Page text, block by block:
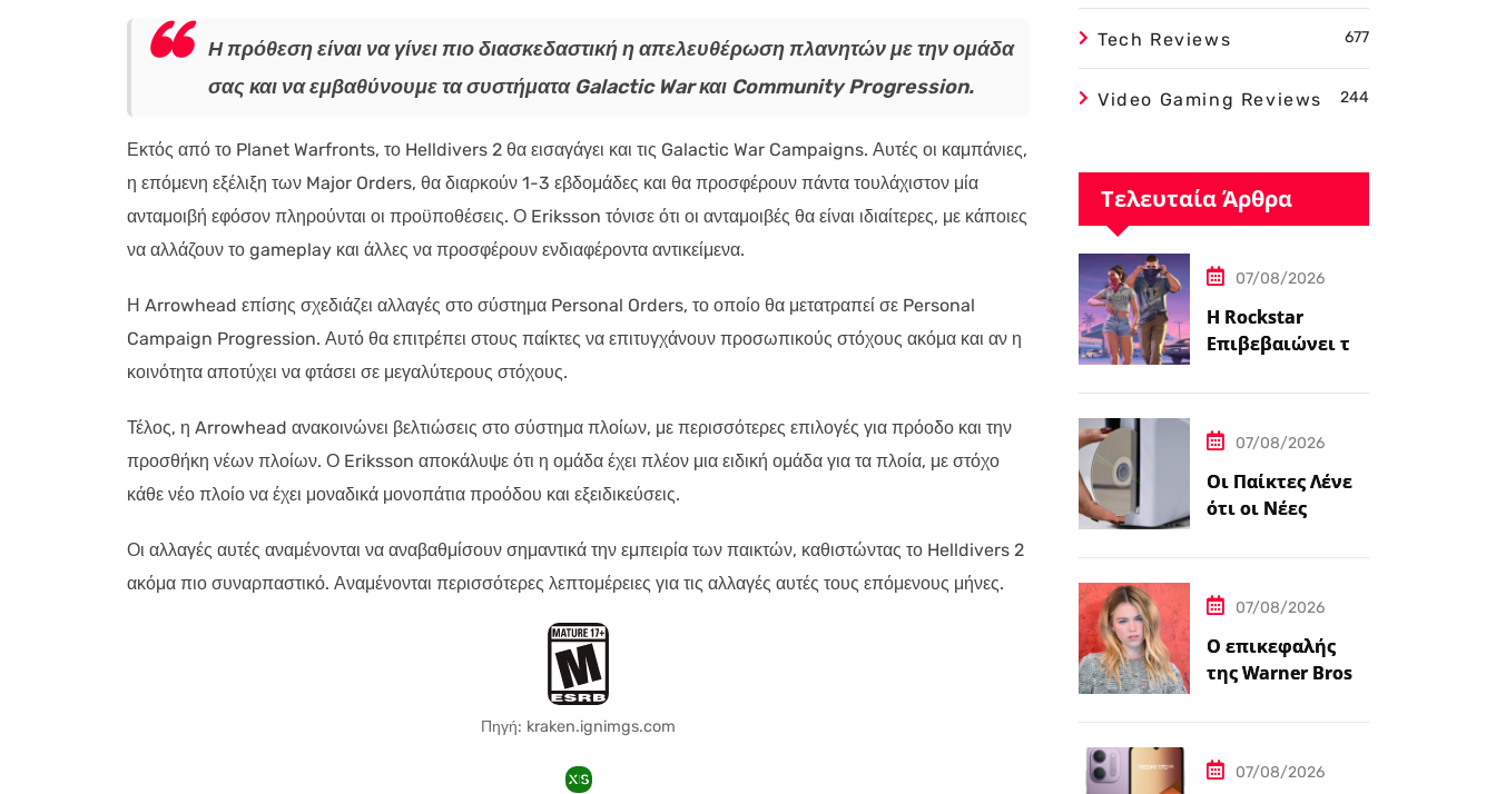
Η πρόθεση είναι να γίνει πιο διασκεδαστική η απελευθέρωση πλανητών με την ομάδα
σας και να εμβαθύνουμε τα συστήματα Galactic War και Community Progression.
Εκτός από το Planet Warfronts, το Helldivers 2 θα εισαγάγει και τις Galactic War Campaigns. Αυτές οι καμπάνιες,
η επόμενη εξέλιξη των Major Orders, θα διαρκούν 1-3 εβδομάδες και θα προσφέρουν πάντα τουλάχιστον μία
ανταμοιβή εφόσον πληρούνται οι προϋποθέσεις. Ο Eriksson τόνισε ότι οι ανταμοιβές θα είναι ιδιαίτερες, με κάποιες
να αλλάζουν το gameplay και άλλες να προσφέρουν ενδιαφέροντα αντικείμενα.
Η Arrowhead επίσης σχεδιάζει αλλαγές στο σύστημα Personal Orders, το οποίο θα μετατραπεί σε Personal
Campaign Progression. Αυτό θα επιτρέπει στους παίκτες να επιτυγχάνουν προσωπικούς στόχους ακόμα και αν η
κοινότητα αποτύχει να φτάσει σε μεγαλύτερους στόχους.
Τέλος, η Arrowhead ανακοινώνει βελτιώσεις στο σύστημα πλοίων, με περισσότερες επιλογές για πρόοδο και την
προσθήκη νέων πλοίων. Ο Eriksson αποκάλυψε ότι η ομάδα έχει πλέον μια ειδική ομάδα για τα πλοία, με στόχο
κάθε νέο πλοίο να έχει μοναδικά μονοπάτια προόδου και εξειδικεύσεις.
Οι αλλαγές αυτές αναμένονται να αναβαθμίσουν σημαντικά την εμπειρία των παικτών, καθιστώντας το Helldivers 2
ακόμα πιο συναρπαστικό. Αναμένονται περισσότερες λεπτομέρειες για τις αλλαγές αυτές τους επόμενους μήνες.
Πηγή: kraken.ignimgs.com
Tech Reviews 677
Video Gaming Reviews 244
Τελευταία Άρθρα
07/08/2026
Η Rockstar
Επιβεβαιώνει το
6: Μια
Εκτεταμένη
Ματιά Κάνει
Πρεμιέρα στο
Netflix Αυτόν τον
07/08/2026
Οι Παίκτες Λένε
ότι οι Νέες
PlayStation 5
Έρχονται με
Αυτοκόλλητο…
07/08/2026
Ο επικεφαλής
της Warner Bros.
Gunn είναι
«επικεντρωμένο
ς»…07/08/2026